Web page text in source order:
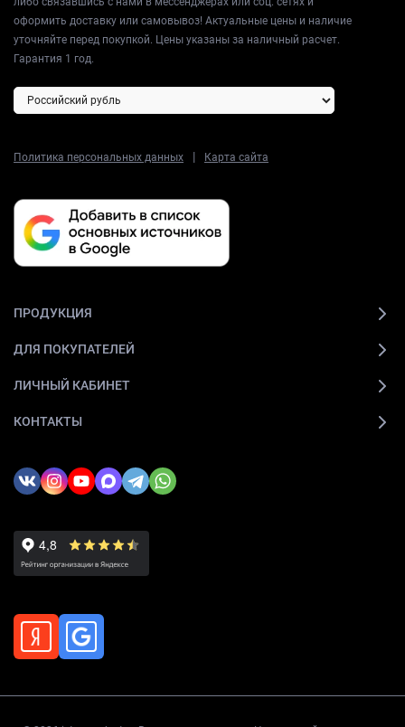
оформить доставку или самовывоз! Актуальные цены и наличие
уточняйте перед покупкой. Цены указаны за наличный расчет.
Гарантия 1 год.
Политика персональных данных | Карта сайта
ПРОДУКЦИЯ
ДЛЯ ПОКУПАТЕЛЕЙ
ЛИЧНЫЙ КАБИНЕТ
КОНТАКТЫ